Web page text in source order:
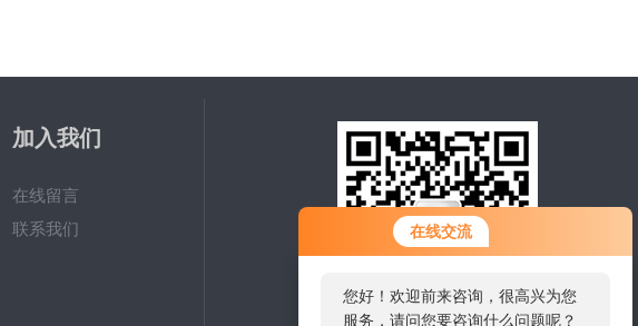
在线交流
您好！欢迎前来咨询，很高兴为您
服务，请问您要咨询什么问题呢？
您好，看您停留很久了，是否找到
加入我们
在线留言
联系我们